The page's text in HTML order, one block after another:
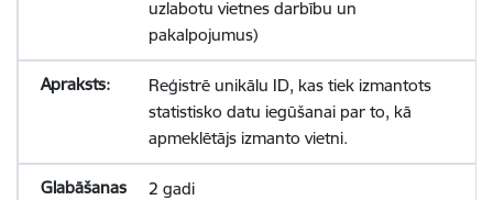
uzlabotu vietnes darbību un
pakalpojumus)
Reģistrē unikālu ID, kas tiek izmantots
statistisko datu iegūšanai par to, kā
apmeklētājs izmanto vietni.
2 gadi